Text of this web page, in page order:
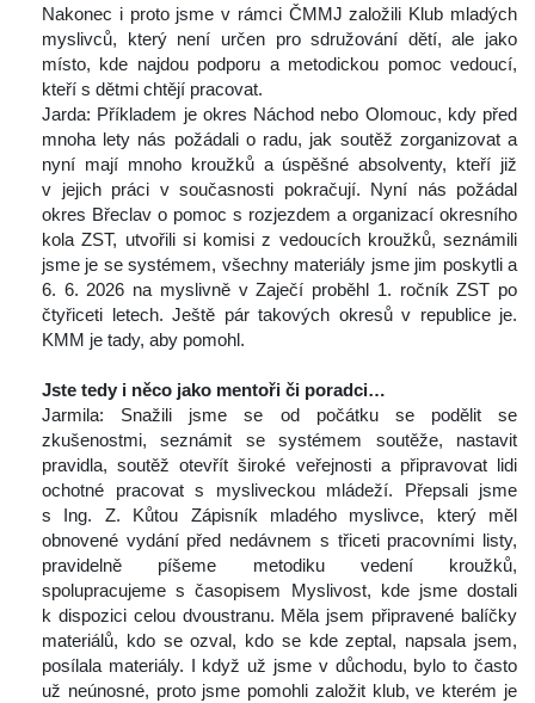
Nakonec i proto jsme v rámci ČMMJ založili Klub mladých
myslivců, který není určen pro sdružování dětí, ale jako
místo, kde najdou podporu a metodickou pomoc vedoucí,
kteří s dětmi chtějí pracovat.
Jarda: Příkladem je okres Náchod nebo Olomouc, kdy před
mnoha lety nás požádali o radu, jak soutěž zorganizovat a
nyní mají mnoho kroužků a úspěšné absolventy, kteří již
v jejich práci v současnosti pokračují. Nyní nás požádal
okres Břeclav o pomoc s rozjezdem a organizací okresního
kola ZST, utvořili si komisi z vedoucích kroužků, seznámili
jsme je se systémem, všechny materiály jsme jim poskytli a
6. 6. 2026 na myslivně v Zaječí proběhl 1. ročník ZST po
čtyřiceti letech. Ještě pár takových okresů v republice je.
KMM je tady, aby pomohl.
Jste tedy i něco jako mentoři či poradci…
Jarmila: Snažili jsme se od počátku se podělit se
zkušenostmi, seznámit se systémem soutěže, nastavit
pravidla, soutěž otevřít široké veřejnosti a připravovat lidi
ochotné pracovat s mysliveckou mládeží. Přepsali jsme
Ing. Z. Kůtou Zápisník mladého myslivce, který měl
obnovené vydání před nedávnem s třiceti pracovními listy,
pravidelně píšeme metodiku vedení kroužků,
polupracujeme s časopisem Myslivost, kde jsme dostali
k dispozici celou dvoustranu. Měla jsem připravené balíčky
materiálů, kdo se ozval, kdo se kde zeptal, napsala jsem,
posílala materiály. I když už jsme v důchodu, bylo to často
už neúnosné, proto jsme pomohli založit klub, ve kterém je